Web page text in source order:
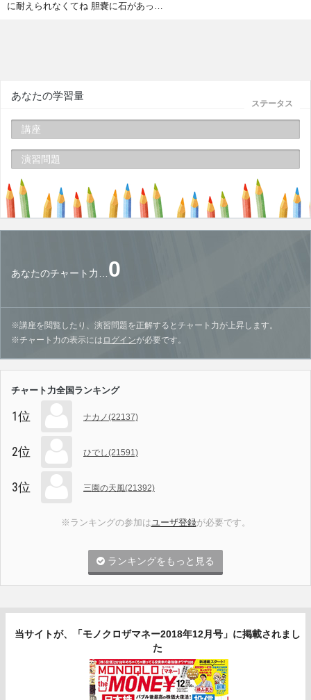
に耐えられなくてね 胆嚢に石があっ…
ステータス
あなたの学習量
講座
演習問題
あなたのチャート力…0
※講座を閲覧したり、演習問題を正解するとチャート力が上昇します。
※チャート力の表示には ログインが必要です。
チャート力全国ランキング
1位 ナカノ(22137)
2位 ひでし(21591)
3位 三園の天風(21392)
※ランキングの参加はユーザ登録が必要です。
ランキングをもっと見る
当サイトが、「モノクロザマネー2018年12月号」に掲載されまし
た